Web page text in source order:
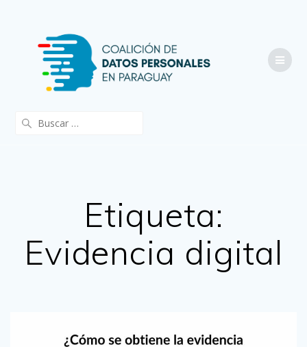
Buscar:
Etiqueta:
Evidencia digital